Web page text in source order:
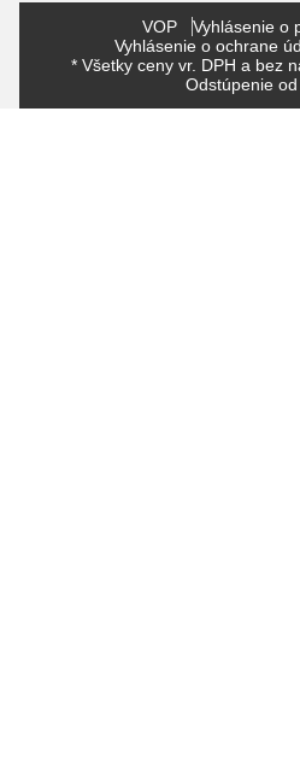
VOP
Vyhlásenie o
Vyhlásenie o ochrane
* Všetky ceny vr. DPH a bez
Odstúpenie